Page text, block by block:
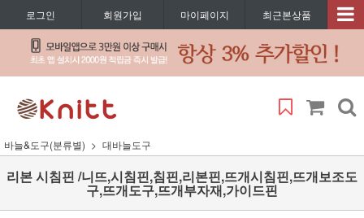
로그인 회원가입 마이페이지 최근본상품
바늘&도구(분류별) 대바늘도구
리본 시침핀 /니뜨,시침핀,침핀,리본핀,뜨개시침핀,뜨개보조도
구,뜨개도구,뜨개부자재,가이드핀